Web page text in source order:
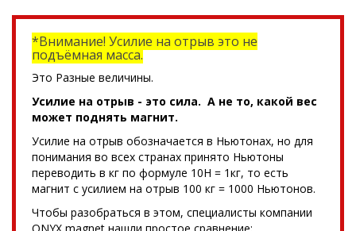
*Внимание! Усилие на отрыв это не
подъёмная масса.
Это Разные величины.
Усилие на отрыв - это сила. А не то, какой вес
может поднять магнит.
Усилие на отрыв обозначается в Ньютонах, но для
понимания во всех странах принято Ньютоны
переводить в кг по формуле 10Н = 1кг, то есть
магнит с усилием на отрыв 100 кг = 1000 Ньютонов.
Чтобы разобраться в этом, специалисты компании